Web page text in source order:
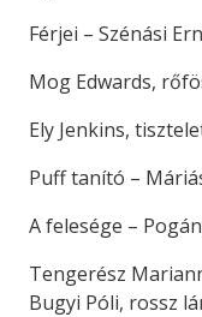
Férjei – Szénási
Mog Edwards,
Ely Jenkins,
Puff tanító –
A felesége –
Tengerész
Bugyi Póli, rossz